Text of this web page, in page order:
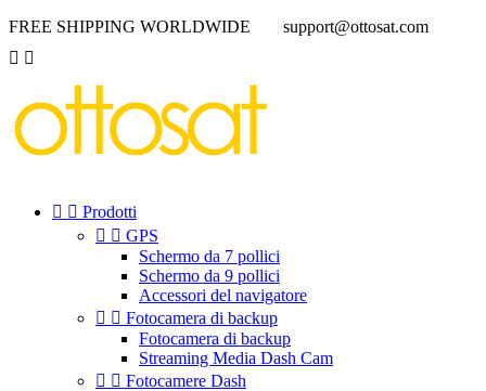
FREE SHIPPING WORLDWIDE
support@ottosat.com
 
  Prodotti
  GPS
Schermo da 7 pollici
Schermo da 9 pollici
Accessori del navigatore
  Fotocamera di backup
Fotocamera di backup
Streaming Media Dash Cam
  Fotocamere Dash